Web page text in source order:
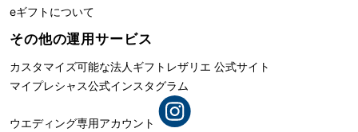
eギフトについて
その他の運用サービス
カスタマイズ可能な法人ギフト レザリエ 公式サイト
マイプレシャス公式インスタグラム
ウエディング専用アカウント